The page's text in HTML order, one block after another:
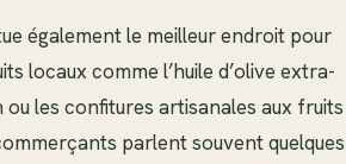
également le meilleur endroit pour
locaux comme l’huile d’olive extra-
ou les confitures artisanales aux fruits
parlent souvent quelques